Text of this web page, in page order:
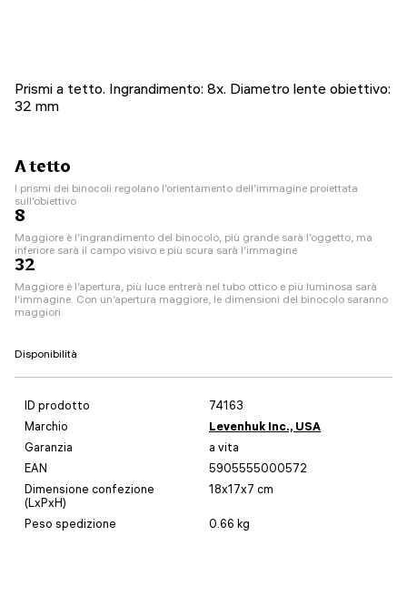
Prismi a tetto. Ingrandimento: 8x. Diametro lente obiettivo:
32 mm
A tetto
I prismi dei binocoli regolano l’orientamento dell’immagine proiettata
sull’obiettivo
8
Maggiore è l’ingrandimento del binocolo, più grande sarà l’oggetto, ma
inferiore sarà il campo visivo e più scura sarà l’immagine
32
Maggiore è l’apertura, più luce entrerà nel tubo ottico e più luminosa sarà
l’immagine. Con un’apertura maggiore, le dimensioni del binocolo saranno
maggiori
Disponibilità
ID prodotto
74163
Marchio
Levenhuk Inc., USA
Garanzia
a vita
EAN
5905555000572
Dimensione confezione
(LxPxH)
18x17x7 cm
Peso spedizione 0.66 kg